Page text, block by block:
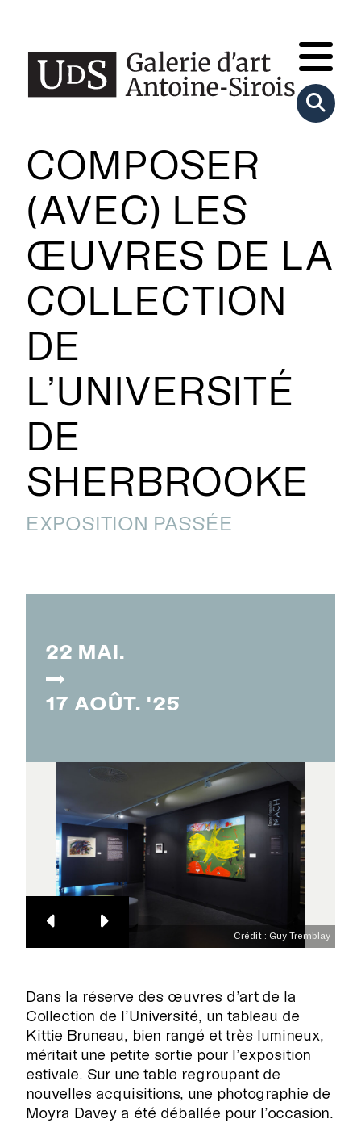
COMPOSER
(AVEC) LES
ŒUVRES DE LA
COLLECTION
DE
L’UNIVERSITÉ
DE
SHERBROOKE
EXPOSITION PASSÉE
Crédit : Guy Tremblay
22 MAI.
17 AOÛT. '25
Dans la réserve des œuvres d’art de la
Collection de l’Université, un tableau de
Kittie Bruneau, bien rangé et très lumineux,
méritait une petite sortie pour l’exposition
estivale. Sur une table regroupant de
nouvelles acquisitions, une photographie de
Moyra Davey a été déballée pour l’occasion.